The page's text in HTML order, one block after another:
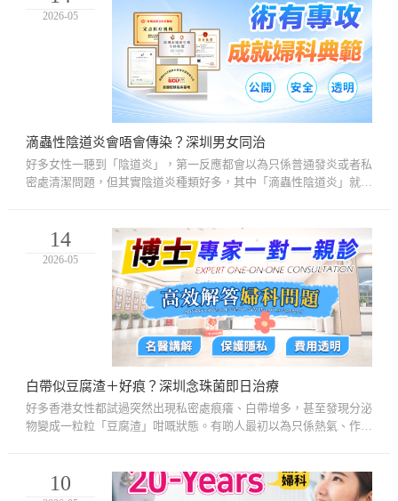
2026-05
滴蟲性陰道炎會唔會傳染？深圳男女同治
好多女性一聽到「陰道炎」，第一反應都會以為只係普通發炎或者私
密處清潔問題，但其實陰道炎種類好多，其中「滴蟲性陰道炎」就屬
14
2026-05
白帶似豆腐渣＋好痕？深圳念珠菌即日治療
好多香港女性都試過突然出現私密處痕癢、白帶增多，甚至發現分泌
物變成一粒粒「豆腐渣」咁嘅狀態。有啲人最初以為只係熱氣、作息
10